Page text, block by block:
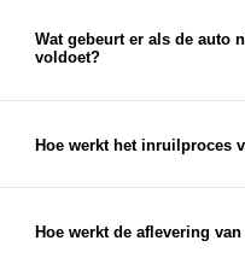
afspraak voor een
garantie bieden we
aan, waardoor je
Wat gebeurt er als de auto
voldoet?
streven altijd naar
Hoe werkt het inruilproces
eerlijke inruilwaarde
Hoe werkt de aflevering